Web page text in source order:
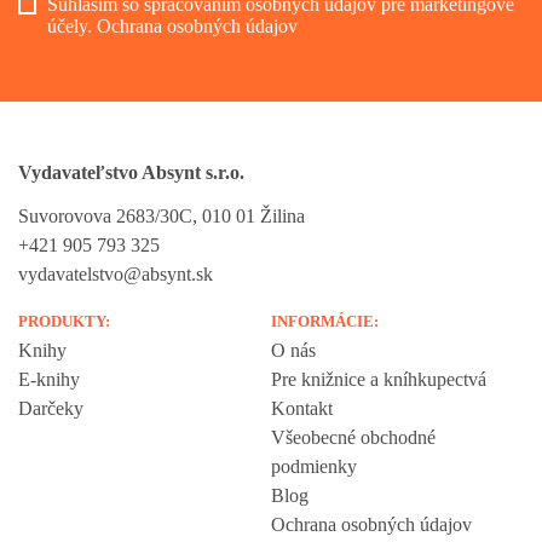
Súhlasím so spracovaním osobných údajov pre marketingové
účely. Ochrana osobných údajov
Vydavateľstvo Absynt s.r.o.
Suvorovova 2683/30C, 010 01 Žilina
+421 905 793 325
vydavatelstvo@absynt.sk
PRODUKTY:
Knihy
E-knihy
Darčeky
INFORMÁCIE:
O nás
Pre knižnice a kníhkupectvá
Kontakt
Všeobecné obchodné
podmienky
Blog
Ochrana osobných údajov